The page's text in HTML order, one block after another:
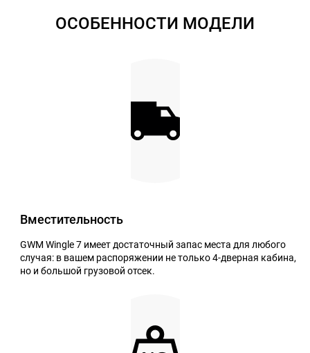
ОСОБЕННОСТИ МОДЕЛИ
Вместительность
GWM Wingle 7 имеет достаточный запас места для любого
случая: в вашем распоряжении не только 4-дверная кабина,
но и большой грузовой отсек.